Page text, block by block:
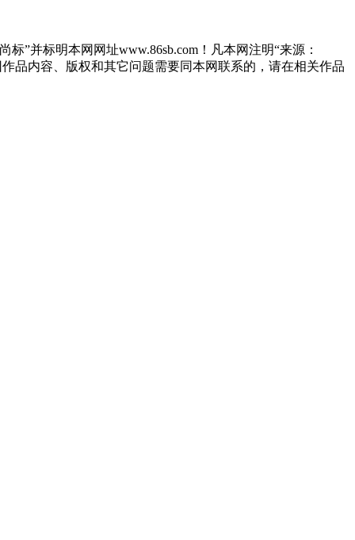
”并标明本网网址www.86sb.com！凡本网注明“来源：
品内容、版权和其它问题需要同本网联系的，请在相关作品